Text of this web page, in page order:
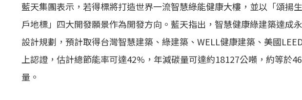
藍天集團表示，若得標將打造世界一流智慧綠能健康大樓，並以「頌揚
戶地標」四大開發願景作為開發方向。藍天指出，智慧健康綠建築達成
設計規劃，預計取得台灣智慧建築、綠建築、WELL健康建築、美國
上認證，估計總節能率可達42%，年減碳量可達約18127公噸，約等於
量。